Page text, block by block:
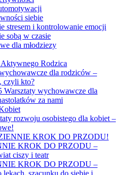
siebie
stresem i kontrolowanie emocji
sobą w czasie
dla młodziezy
Rodzica
dla rodziców –
czyli kto?
Warsztaty wychowawcze dla
za nami
rozwoju osobistego dla kobiet –
KROK DO PRZODU!
KROK DO PRZODU –
ciszy i teatr
KROK DO PRZODU –
szacunku do siebie i